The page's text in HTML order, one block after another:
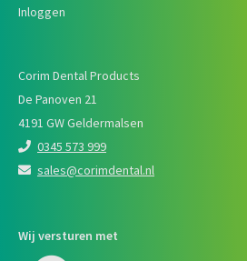
Inloggen
Corim Dental Products
De Panoven 21
4191 GW Geldermalsen
0345 573 999
sales@corimdental.nl
Wij versturen met